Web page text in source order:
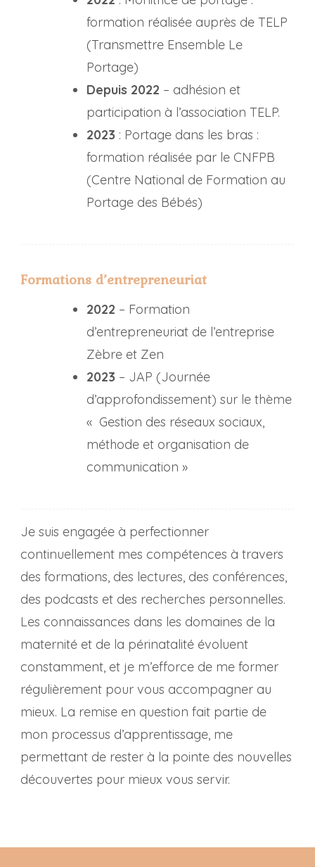
formation réalisée auprès de TELP
(Transmettre Ensemble Le
Portage)
Depuis 2022 – adhésion et
participation à l’association TELP.
2023 : Portage dans les bras :
formation réalisée par le CNFPB
(Centre National de Formation au
Portage des Bébés)
Formations d’entrepreneuriat
2022 – Formation
d’entrepreneuriat de l’entreprise
Zèbre et Zen
2023 – JAP (Journée
d’approfondissement) sur le thème
« Gestion des réseaux sociaux,
méthode et organisation de
communication »
Je suis engagée à perfectionner
continuellement mes compétences à travers
des formations, des lectures, des conférences,
des podcasts et des recherches personnelles.
Les connaissances dans les domaines de la
maternité et de la périnatalité évoluent
constamment, et je m’efforce de me former
régulièrement pour vous accompagner au
mieux. La remise en question fait partie de
mon processus d’apprentissage, me
permettant de rester à la pointe des nouvelles
découvertes pour mieux vous servir.